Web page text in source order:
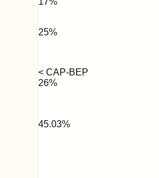
25%
< CAP-BEP
26%
45.03%